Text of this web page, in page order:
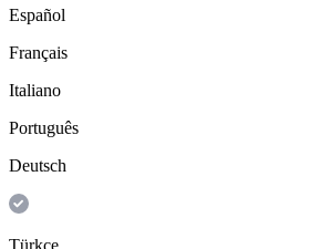
Español
Français
Italiano
Português
Deutsch